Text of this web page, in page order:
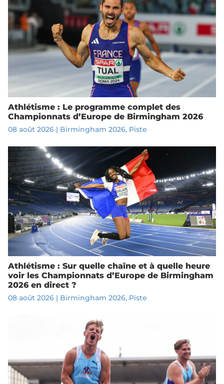
Athlétisme : Le programme complet des
Championnats d’Europe de Birmingham 2026
08 août 2026| Birmingham 2026, Piste
Athlétisme : Sur quelle chaîne et à quelle heure
voir les Championnats d’Europe de Birmingham
2026 en direct ?
08 août 2026| Birmingham 2026, Piste